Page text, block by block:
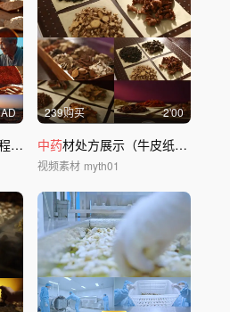
AD
陈皮 陈皮制作工艺全过程中药
239购买 2'00
中药材处方展示（牛皮纸、
视频素材 myth01